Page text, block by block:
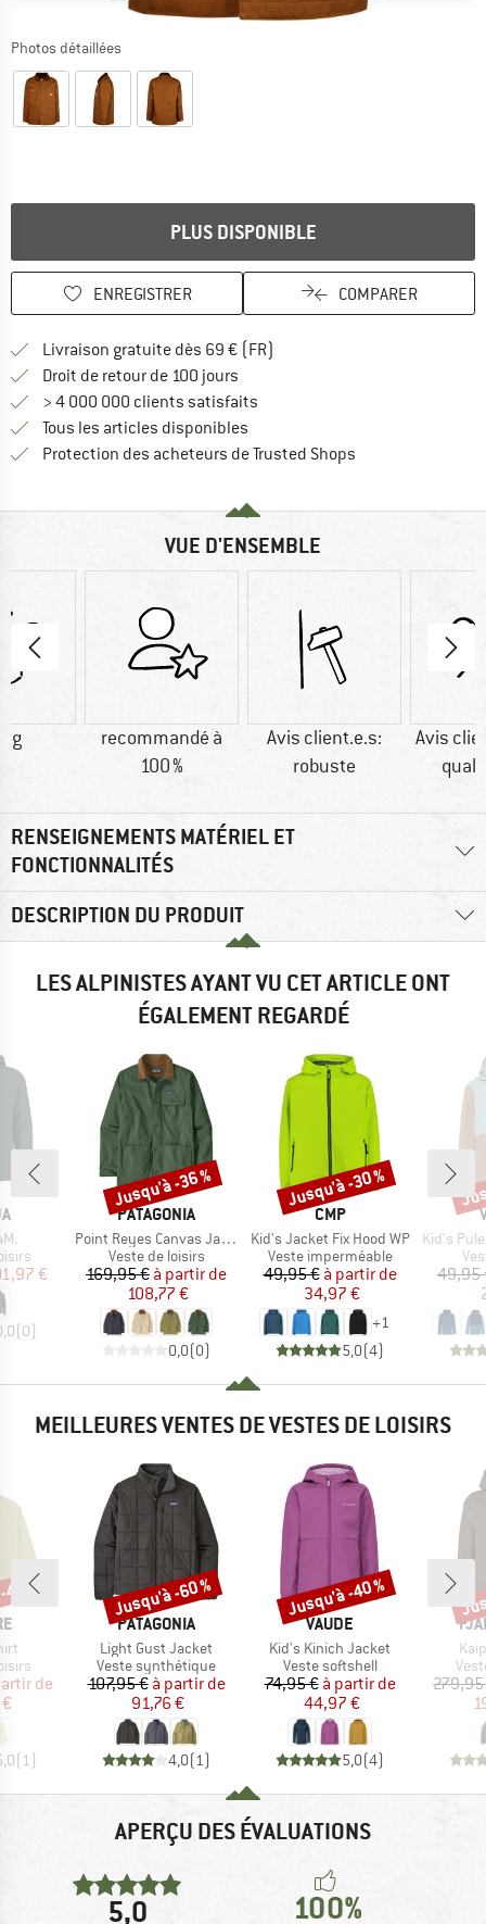
Photos détaillées
PLUS DISPONIBLE
ENREGISTRER COMPARER
Livraison gratuite dès 69 € (FR)
Droit de retour de 100 jours
> 4 000 000 clients satisfaits
Tous les articles disponibles
Protection des acheteurs de Trusted Shops
VUE D'ENSEMBLE
g
recommandé à
100 %
Avis client.e.s:
robuste
Avis
RENSEIGNEMENTS MATÉRIEL ET
FONCTIONNALITÉS
DESCRIPTION DU PRODUIT
LES ALPINISTES AYANT VU CET ARTICLE ONT
ÉGALEMENT REGARDÉ
réduit
€
(0)
MARQUE
PATAGONIA
Article
Point Reyes Canvas Jacket
Product group
Veste de loisirs
Prix
169,95 € Prix réduit
à partir de
108,77 €
0,0(0)
Remise
Jusqu'à -36 %
MARQUE
CMP
Article
Kid's Jacket Fix Hood WP
Product group
Veste imperméable
Prix
49,95 € Prix réduit
à partir de
34,97 €
+1
5,0(4)
Remise
Jusqu'à -30 %
Article
Kid's Pulex
49,95
MEILLEURES VENTES DE VESTES DE LOISIRS
réduit
de
(1)
%
MARQUE
PATAGONIA
Article
Light Gust Jacket
Product group
Veste synthétique
Prix
107,95 € Prix réduit
à partir de
91,76 €
4,0(1)
Remise
Jusqu'à -60 %
MARQUE
VAUDE
Article
Kid's Kinich Jacket
Product group
Veste softshell
Prix
74,95 € Prix réduit
à partir de
44,97 €
5,0(4)
Remise
Jusqu'à -40 %
APERÇU DES ÉVALUATIONS
5,0 100%